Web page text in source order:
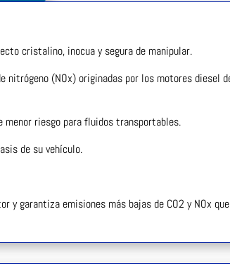
cristalino, inocua y segura de manipular.
nitrógeno (NOx) originadas por los motores diesel
menor riesgo para fluidos transportables.
de su vehículo.
y garantiza emisiones más bajas de CO2 y NOx